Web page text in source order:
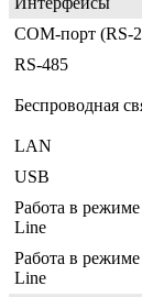
COM-порт (RS-
RS-485
Беспроводная
LAN
USB
Работа в
Line
Работа в
Line